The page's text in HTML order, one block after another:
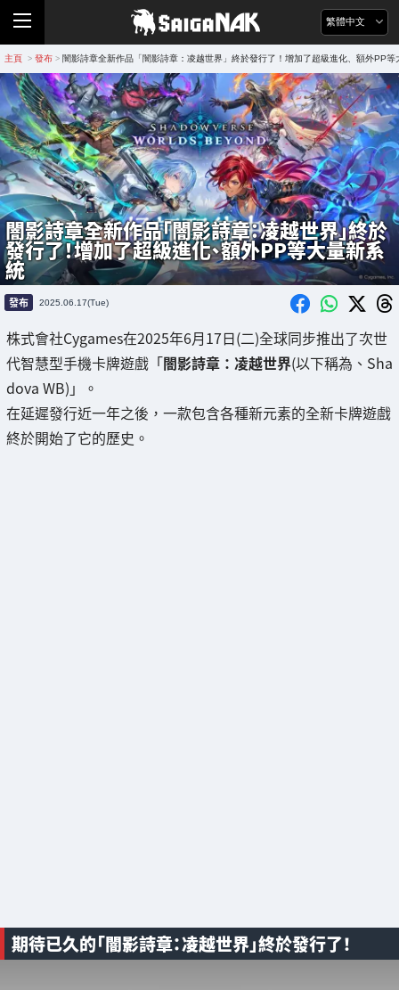
繁體中文
主頁 > 發布 > 闇影詩章全新作品「闇影詩章：凌越世界」終於發行了！增加了超級進化、額外PP等
闇影詩章全新作品「闇影詩章：凌越世界」終於
發行了！增加了超級進化、額外PP等大量新系
統
發布 2025.06.17(Tue)
株式會社Cygames在2025年6月17日(二)全球同步推出了次世
代智慧型手機卡牌遊戲「闇影詩章：凌越世界(以下稱為、Sha
dova WB)」。
在延遲發行近一年之後，一款包含各種新元素的全新卡牌遊戲
終於開始了它的歷史。
期待已久的「闇影詩章：凌越世界」終於發行了！